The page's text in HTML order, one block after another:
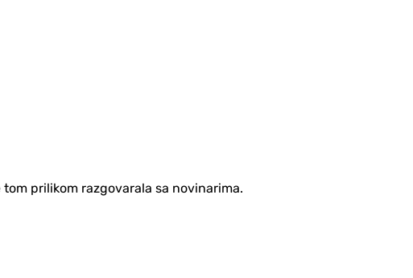
prilikom razgovarala sa novinarima.